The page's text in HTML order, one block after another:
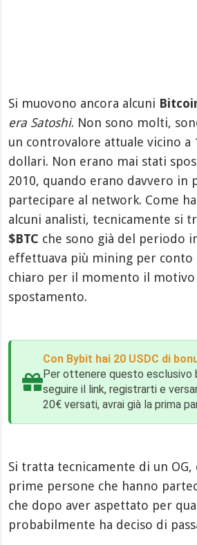
Si muovono ancora alcuni
era Satoshi. Non sono molti,
un controvalore attuale vicino a
dollari. Non erano mai stati
2010, quando erano davvero in
partecipare al network. Come
alcuni analisti, tecnicamente si
$BTC che sono già del periodo
effettuava più mining per conto
chiaro per il momento il
spostamento.
Con Bybit hai 20 USDC di
Per ottenere questo esclusivo
seguire il link, registrarti e
20€ versati, avrai già la prima
Si tratta tecnicamente di un OG,
prime persone che hanno
che dopo aver aspettato per
probabilmente ha deciso di